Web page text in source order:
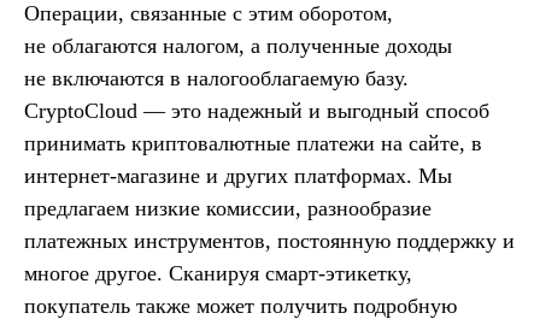
Операции, связанные с этим оборотом,
не облагаются налогом, а полученные доходы
не включаются в налогооблагаемую базу.
CryptoCloud — это надежный и выгодный способ
принимать криптовалютные платежи на сайте, в
интернет-магазине и других платформах. Мы
предлагаем низкие комиссии, разнообразие
платежных инструментов, постоянную поддержку и
многое другое. Сканируя смарт-этикетку,
покупатель также может получить подробную